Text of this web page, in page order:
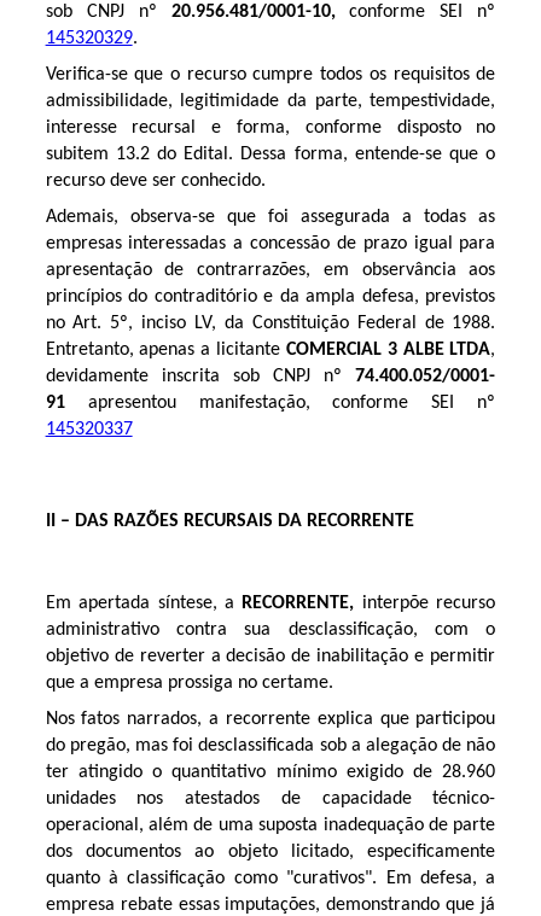
sob CNPJ nº 20.956.481/0001-10,conforme SEI nº
145320329.
Verifica-se que o recurso cumpre todos os requisitos de
admissibilidade, legitimidade da parte, tempestividade,
interesse recursal e forma, conforme disposto no
subitem 13.2 do Edital. Dessa forma, entende-se que o
recurso deve ser conhecido.
Ademais, observa-se que foi assegurada a todas as
empresas interessadas a concessão de prazo igual para
apresentação de contrarrazões, em observância aos
princípios do contraditório e da ampla defesa, previstos
no Art. 5º, inciso LV, da Constituição Federal de 1988.
Entretanto, apenas a licitante COMERCIAL 3 ALBE LTDA,
devidamente inscrita sob CNPJ nº74.400.052/0001-
91 apresentou manifestação, conforme SEI nº
145320337
II – DAS RAZÕES RECURSAIS DA RECORRENTE
Em apertada síntese, a RECORRENTE, interpõe recurso
administrativo contra sua desclassificação, com o
objetivo de reverter a decisão de inabilitação e permitir
que a empresa prossiga no certame.
Nos fatos narrados, a recorrente explica que participou
do pregão, mas foi desclassificada sob a alegação de não
ter atingido o quantitativo mínimo exigido de 28.960
unidades nos atestados de capacidade técnico-
operacional, além de uma suposta inadequação de parte
dos documentos ao objeto licitado, especificamente
quanto à classificação como "curativos". Em defesa, a
empresa rebate essas imputações, demonstrando que já